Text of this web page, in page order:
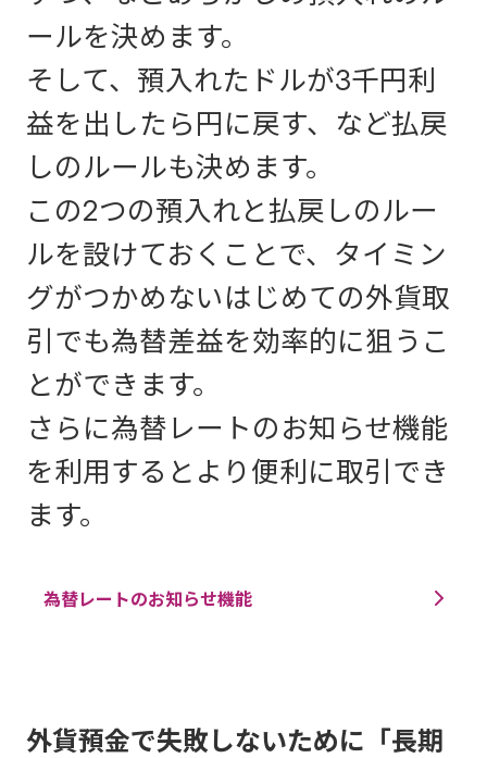
ールを決めます。
そして、預入れたドルが3千円利
益を出したら円に戻す、など払戻
しのルールも決めます。
この2つの預入れと払戻しのルー
ルを設けておくことで、タイミン
グがつかめないはじめての外貨取
引でも為替差益を効率的に狙うこ
とができます。
さらに為替レートのお知らせ機能
を利用するとより便利に取引でき
ます。
為替レートのお知らせ機能
外貨預金で失敗しないために「長期